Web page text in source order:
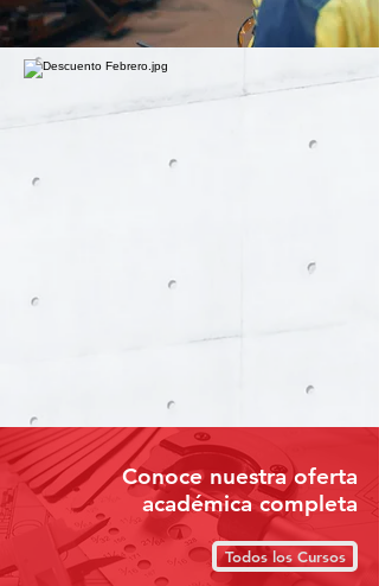
Conoce nuestra oferta
académica completa
Todos los Cursos